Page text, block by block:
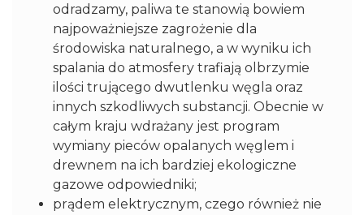
odradzamy, paliwa te stanowią bowiem
najpoważniejsze zagrożenie dla
środowiska naturalnego, a w wyniku ich
spalania do atmosfery trafiają olbrzymie
ilości trującego dwutlenku węgla oraz
innych szkodliwych substancji. Obecnie w
całym kraju wdrażany jest program
wymiany pieców opalanych węglem i
drewnem na ich bardziej ekologiczne
gazowe odpowiedniki;
prądem elektrycznym, czego również nie